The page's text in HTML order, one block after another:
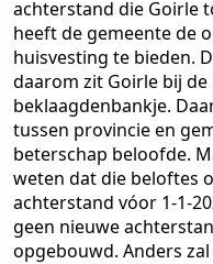
achterstand die Goirle
heeft de gemeente de
huisvesting te bieden.
daarom zit Goirle bij
beklaagdenbankje.
tussen provincie en
beterschap beloofde.
weten dat die beloftes
achterstand vóor 1-1-
geen nieuwe
opgebouwd. Anders